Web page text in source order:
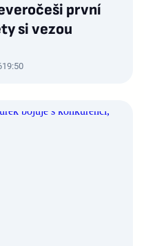
první
si vezou
19:50